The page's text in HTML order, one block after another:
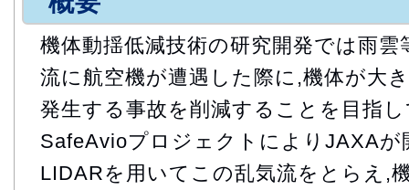
機体動揺低減技術の研究開発では雨
流に航空機が遭遇した際に,機体が大
発生する事故を削減することを目指
SafeAvioプロジェクトによりJAXAが
LIDARを用いてこの乱気流をとらえ,